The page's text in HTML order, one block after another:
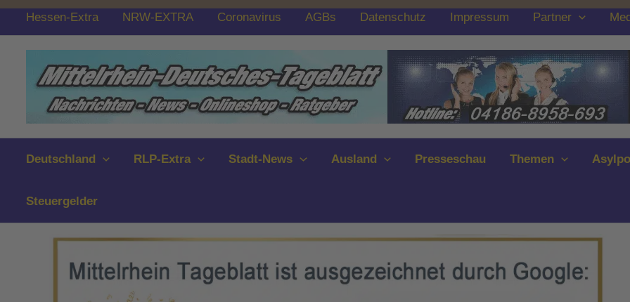
Zum
springen
Hessen-Extra NRW-EXTRA Coronavirus AGBs Datenschutz Impressum Partner
Deutschland RLP-Extra Stadt-News Ausland Presseschau Themen
Steuergelder